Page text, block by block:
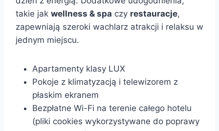
takie jak wellness & spa czy restauracje,
zapewniają szeroki wachlarz atrakcji i relaksu w
jednym miejscu.
Apartamenty klasy LUX
Pokoje z klimatyzacją i telewizorem z
płaskim ekranem
Bezpłatne Wi-Fi na terenie całego hotelu
(pliki cookies wykorzystywane do poprawy